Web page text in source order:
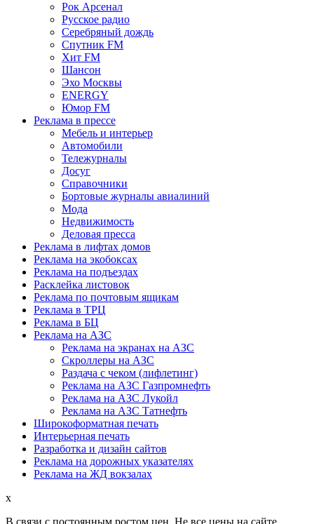
Рок Арсенал
Русское радио
Серебряный дождь
Спутник FM
Хит FM
Шансон
Эхо Москвы
ENERGY
Юмор FM
Реклама в прессе
Мебель и интерьер
Автомобили
Тележурналы
Досуг
Справочники
Бортовые журналы авиалиний
Мода
Недвижимость
Деловая пресса
Реклама в лифтах домов
Реклама на экобоксах
Реклама на подъездах
Расклейка листовок
Реклама по почтовым ящикам
Реклама в ТРЦ
Реклама в БЦ
Реклама на АЗС
Реклама на экранах на АЗС
Скроллеры на АЗС
Раздача с чеком (лифлетинг)
Реклама на АЗС Газпромнефть
Реклама на АЗС Лукойл
Реклама на АЗС Татнефть
Широкоформатная печать
Интерьерная печать
Разработка и дизайн сайтов
Реклама на дорожных указателях
Реклама на ЖД вокзалах
x
В связи с постоянным ростом цен, Не все цены на сайте